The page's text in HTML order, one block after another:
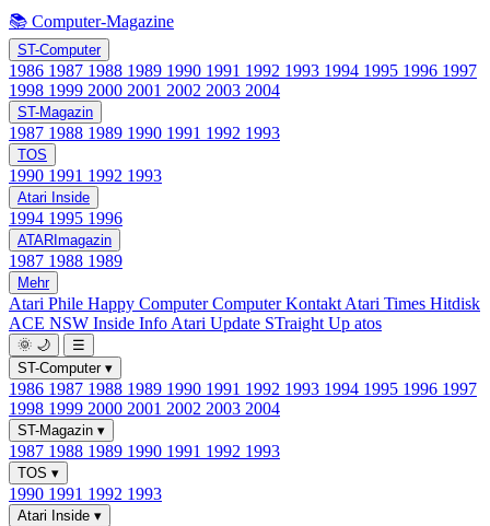
📚 Computer-Magazine
ST-Computer
1986 1987 1988 1989 1990 1991 1992 1993 1994 1995 1996 1997
1998 1999 2000 2001 2002 2003 2004
ST-Magazin
1987 1988 1989 1990 1991 1992 1993
TOS
1990 1991 1992 1993
Atari Inside
1994 1995 1996
ATARImagazin
1987 1988 1989
Mehr
Atari Phile Happy ComputerComputer Kontakt Atari Times Hitdisk
ACE NSW Inside Info Atari Update STraight Up atos
🌞 🌙
☰
ST-Computer ▾
1986 1987 1988 1989 1990 1991 1992 1993 1994 1995 1996 1997
1998 1999 2000 2001 2002 2003 2004
ST-Magazin ▾
1987 1988 1989 1990 1991 1992 1993
TOS ▾
1990 1991 1992 1993
Atari Inside ▾